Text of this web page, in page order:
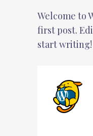
Welcome to
first post.
start writing!